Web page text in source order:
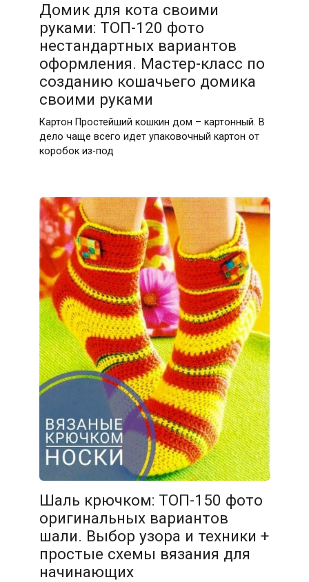
Домик для кота своими
руками: ТОП-120 фото
нестандартных вариантов
оформления. Мастер-класс по
созданию кошачьего домика
своими руками
Картон Простейший кошкин дом – картонный. В
дело чаще всего идет упаковочный картон от
коробок из-под
Шаль крючком: ТОП-150 фото
оригинальных вариантов
шали. Выбор узора и техники +
простые схемы вязания для
начинающих